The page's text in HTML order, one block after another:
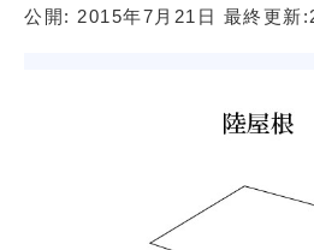
公開: 2015年7月21日 最終更新: